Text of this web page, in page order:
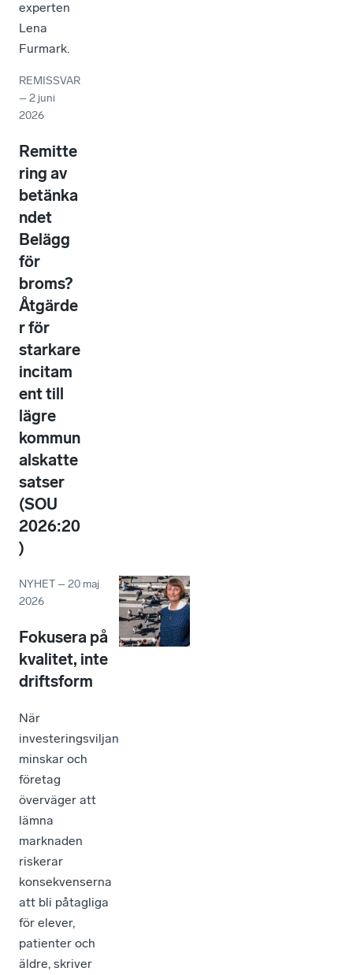
experten
Lena
Furmark.
REMISSVAR
–2 juni
2026
Remitte
ring av
betänka
ndet
Belägg
för
broms?
Åtgärde
r för
starkare
incitam
ent till
lägre
kommun
alskatte
satser
(SOU
2026:20
)
NYHET –20 maj
2026
Fokusera på
kvalitet, inte
driftsform
När
investeringsviljan
minskar och
företag
överväger att
lämna
marknaden
riskerar
konsekvenserna
att bli påtagliga
för elever,
patienter och
äldre, skriver